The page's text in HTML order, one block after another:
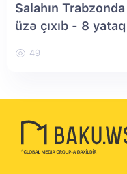
Salahın
üzə çıxıb - 8
49